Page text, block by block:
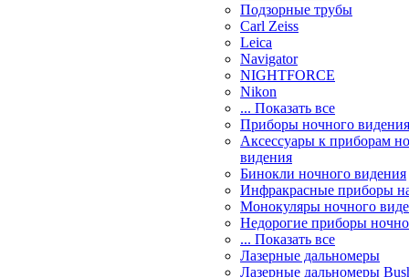
Подзорные трубы
Carl Zeiss
Leica
Navigator
NIGHTFORCE
Nikon
... Показать все
Приборы ночного видения
Аксессуары к приборам
видения
Бинокли ночного видения
Инфракрасные приборы
Монокуляры ночного
Недорогие приборы
... Показать все
Лазерные дальномеры
Лазерные дальномеры